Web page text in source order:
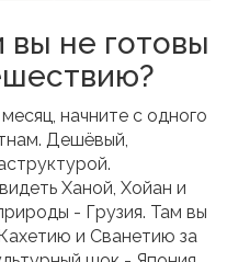
вы не готовы
начните с одного
Дешёвый,
Ханой, Хойан и
- Грузия. Там вы
и Сванетию за